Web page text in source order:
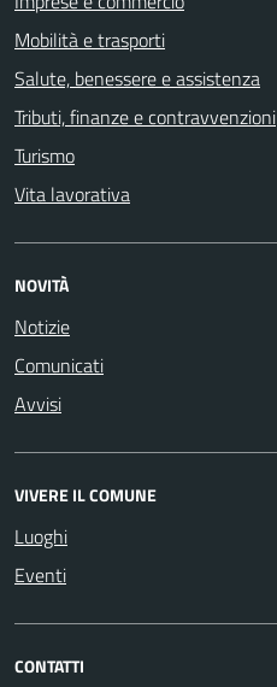
Mobilità e trasporti
Salute, benessere e assistenza
Tributi, finanze e contravvenzioni
Turismo
Vita lavorativa
NOVITÀ
Notizie
Comunicati
Avvisi
VIVERE IL COMUNE
Luoghi
Eventi
CONTATTI